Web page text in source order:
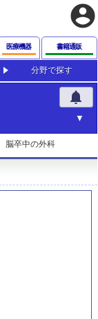
account_circle
医療機器 書籍通販
分野で探す
notifications
脳卒中の外科